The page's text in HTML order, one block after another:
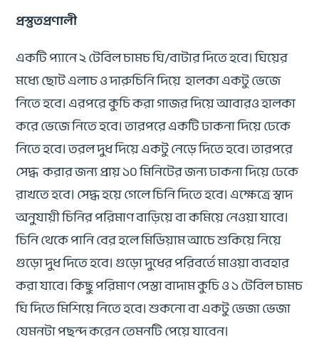
প্রস্তুতপ্রণালী
একটি প্যানে ২ টেবিল চামচ ঘি/বাটার দিতে হবে। ঘিয়ের
মধ্যে ছোট এলাচ ও দারুচিনি দিয়ে হালকা একটু ভেজে
নিতে হবে। এরপরে কুচি করা গাজর দিয়ে আবারও হালকা
করে ভেজে নিতে হবে। তারপরে একটি ঢাকনা দিয়ে ঢেকে
নিতে হবে। তরল দুধ দিয়ে একটু নেড়ে দিতে হবে। তারপরে
সেদ্ধ করার জন্য প্রায় ১০ মিনিটের জন্য ঢাকনা দিয়ে ঢেকে
রাখতে হবে। সেদ্ধ হয়ে গেলে চিনি দিতে হবে। এক্ষেত্রে স্বাদ
অনুযায়ী চিনির পরিমাণ বাড়িয়ে বা কমিয়ে নেওয়া যাবে।
চিনি থেকে পানি বের হলে মিডিয়াম আচে শুকিয়ে নিয়ে
গুড়ো দুধ দিতে হবে। গুড়ো দুধের পরিবর্তে মাওয়া ব্যবহার
করা যাবে। কিছু পরিমাণ পেস্তা বাদাম কুচি ও ১ টেবিল চামচ
ঘি দিতে মিশিয়ে নিতে হবে। শুকনো বা একটু ভেজা ভেজা
যেমনটা পছন্দ করেন তেমনটি পেয়ে যাবেন।